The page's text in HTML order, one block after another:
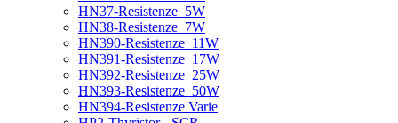
HN37-Resistenze_5W
HN38-Resistenze_7W
HN390-Resistenze_11W
HN391-Resistenze_17W
HN392-Resistenze_25W
HN393-Resistenze_50W
HN394-Resistenze Varie